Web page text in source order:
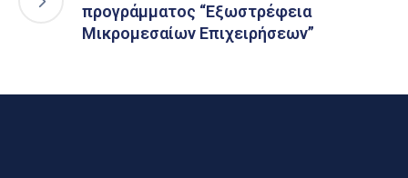
προγράμματος “Εξωστρέφεια
Μικρομεσαίων Επιχειρήσεων”